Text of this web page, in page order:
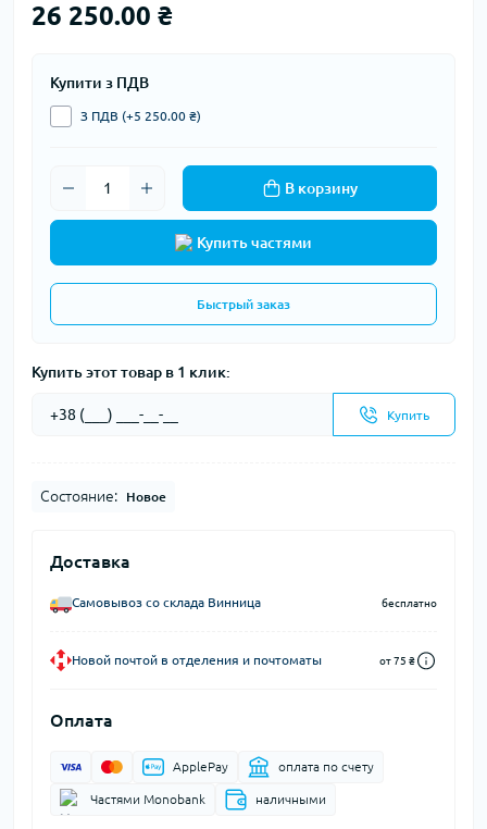
26 250.00 ₴
Купити з ПДВ
З ПДВ (+5 250.00 ₴)
В корзину
Купить частями
Быстрый заказ
Купить этот товар в 1 клик:
Купить
Состояние: Новое
Доставка
Самовывоз со склада Винница бесплатно
Новой почтой в отделения и почтоматы от 75 ₴
Оплата
ApplePay оплата по счету
Частями Monobank наличными